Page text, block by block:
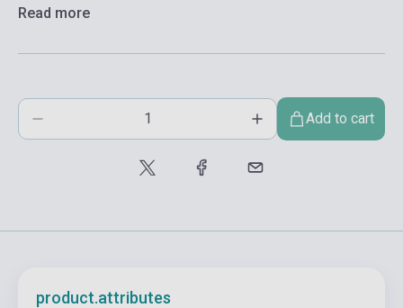
Read more
Add to cart
product.attributes